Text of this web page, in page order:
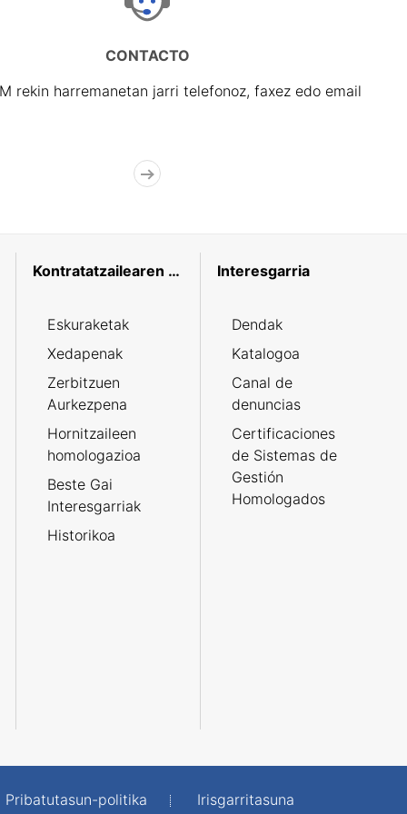
CONTACTO
rekin harremanetan jarri telefonoz, faxez edo email
Kontratatzailearen profila
Eskuraketak
Xedapenak
Zerbitzuen
Aurkezpena
Hornitzaileen
homologazioa
Beste Gai
Interesgarriak
Historikoa
Interesgarria
Dendak
Katalogoa
Canal de
denuncias
Certificaciones
de Sistemas de
Gestión
Homologados
Pribatutasun-politika Irisgarritasuna